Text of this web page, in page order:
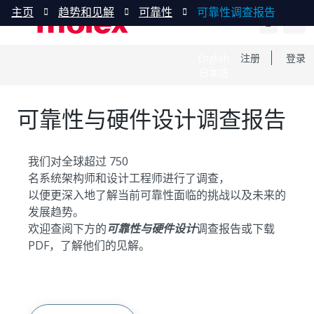
注册 登录
主页 趋势和见解 可靠性 可靠性调查报告
可靠性与硬件设计调查报告
我们对全球超过 750
名系统架构师和设计工程师进行了调查，
以便更深入地了解当前可靠性面临的挑战以及未来的
发展趋势。
欢迎查阅下方的可靠性与硬件设计调查报告或下载
PDF，了解他们的见解。